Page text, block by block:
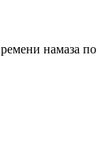
намаза по